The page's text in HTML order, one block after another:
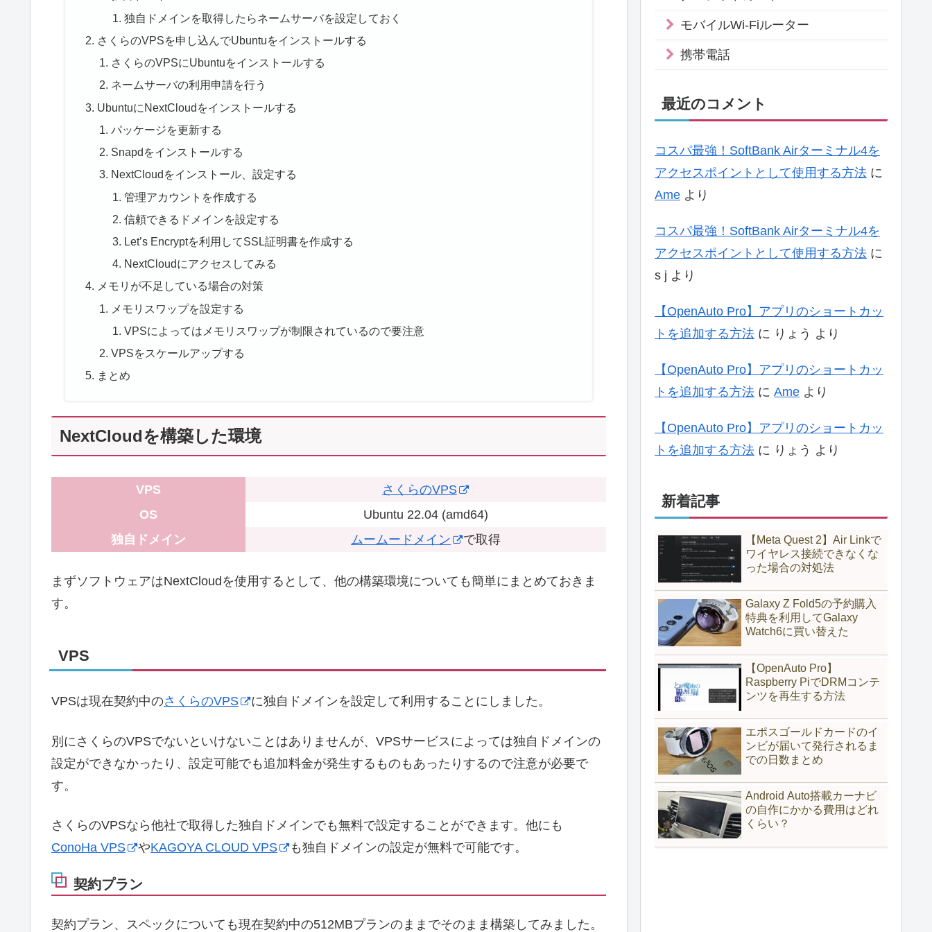
独自ドメインを取得したらネームサーバを設定しておく
さくらのVPSを申し込んでUbuntuをインストールする
さくらのVPSにUbuntuをインストールする
ネームサーバの利用申請を行う
UbuntuにNextCloudをインストールする
パッケージを更新する
Snapdをインストールする
NextCloudをインストール、設定する
管理アカウントを作成する
信頼できるドメインを設定する
Let’s Encryptを利用してSSL証明書を作成する
NextCloudにアクセスしてみる
メモリが不足している場合の対策
メモリスワップを設定する
VPSによってはメモリスワップが制限されているので要注意
VPSをスケールアップする
まとめ
NextCloudを構築した環境
VPS
さくらのVPS
OS
Ubuntu 22.04 (amd64)
独自ドメイン
ムームードメイン で取得
まずソフトウェアはNextCloudを使用するとして、他の構築環境についても簡単にまとめておきま
す。
VPS
VPSは現在契約中のさくらのVPS に独自ドメインを設定して利用することにしました。
別にさくらのVPSでないといけないことはありませんが、VPSサービスによっては独自ドメインの
設定ができなかったり、設定可能でも追加料金が発生するものもあったりするので注意が必要で
す。
さくらのVPSなら他社で取得した独自ドメインでも無料で設定することができます。他にも
ConoHa VPS
やKAGOYA CLOUD VPS も独自ドメインの設定が無料で可能です。
契約プラン
契約プラン、スペックについても現在契約中の512MBプランのままでそのまま構築してみました。
モバイルWi-Fiルーター
携帯電話
最近のコメント
コスパ最強！SoftBank Airターミナル4を
アクセスポイントとして使用する方法 に
Ame より
コスパ最強！SoftBank Airターミナル4を
アクセスポイントとして使用する方法 に
s j より
【OpenAuto Pro】アプリのショートカッ
トを追加する方法 に りょう より
【OpenAuto Pro】アプリのショートカッ
トを追加する方法 に Ame より
【OpenAuto Pro】アプリのショートカッ
トを追加する方法 に りょう より
新着記事
【Meta Quest 2】Air Linkで
ワイヤレス接続できなくな
った場合の対処法
Galaxy Z Fold5の予約購入
特典を利用してGalaxy
Watch6に買い替えた
【OpenAuto Pro】
Raspberry PiでDRMコンテ
ンツを再生する方法
エポスゴールドカードのイ
ンビが届いて発行されるま
での日数まとめ
Android Auto搭載カーナビ
の自作にかかる費用はどれ
くらい？